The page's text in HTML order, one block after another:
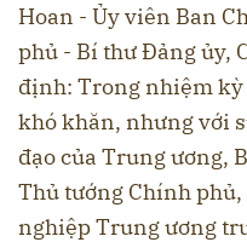
Hoan - Ủy viên Ban
phủ - Bí thư Đảng ủy,
định: Trong nhiệm kỳ
khó khăn, nhưng với
đạo của Trung ương,
Thủ tướng Chính
nghiệp Trung ương